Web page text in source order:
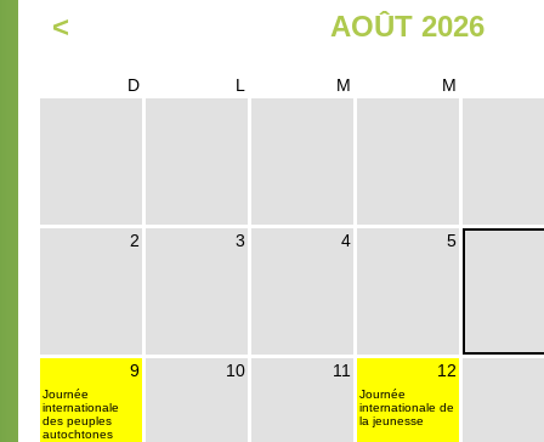
< AOÛT 2026
D L M M
2 3 4 5
9
Journée
internationale
des peuples
autochtones
10 11 12
Journée
internationale de
la jeunesse